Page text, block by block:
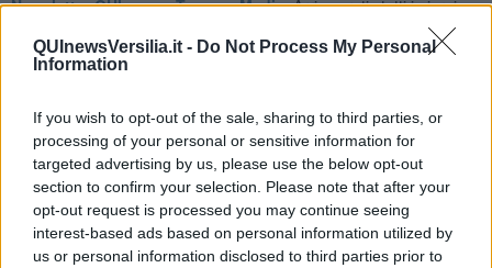
QUInewsVersilia.it - Do Not Process My Personal
Information
If you wish to opt-out of the sale, sharing to third parties, or
processing of your personal or sensitive information for
targeted advertising by us, please use the below opt-out
section to confirm your selection. Please note that after your
opt-out request is processed you may continue seeing
interest-based ads based on personal information utilized by
us or personal information disclosed to third parties prior to
Newsletter QUInews - ToscanaMedia.Arriva gratis tutti i giorni
Basta cliccareQUI